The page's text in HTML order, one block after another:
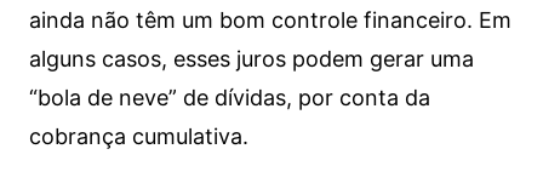
ainda não têm um bom controle financeiro. Em
alguns casos, esses juros podem gerar uma
“bola de neve” de dívidas, por conta da
cobrança cumulativa.